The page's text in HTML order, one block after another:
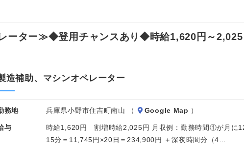
ーター≫◆登用チャンスあり◆時給1,620円～2,025
造補助、マシンオペレーター
務地 兵庫県小野市住吉町南山 （ Google Map ）
与
時給1,620円 割増時給2,025円 月収例：勤務時間①が月に
15分＝11,745円×20日＝234,900円 ＋深夜時間分（4…